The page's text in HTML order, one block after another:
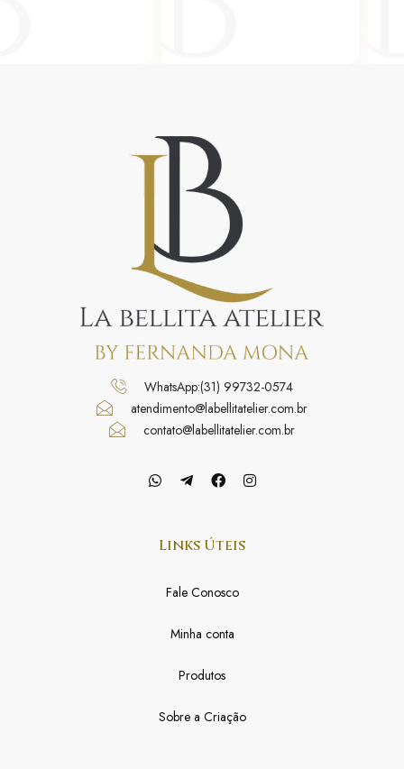
WhatsApp:(31) 99732-0574
atendimento@labellitatelier.com.br
contato@labellitatelier.com.br
Links Úteis
Fale Conosco
Minha conta
Produtos
Sobre a Criação